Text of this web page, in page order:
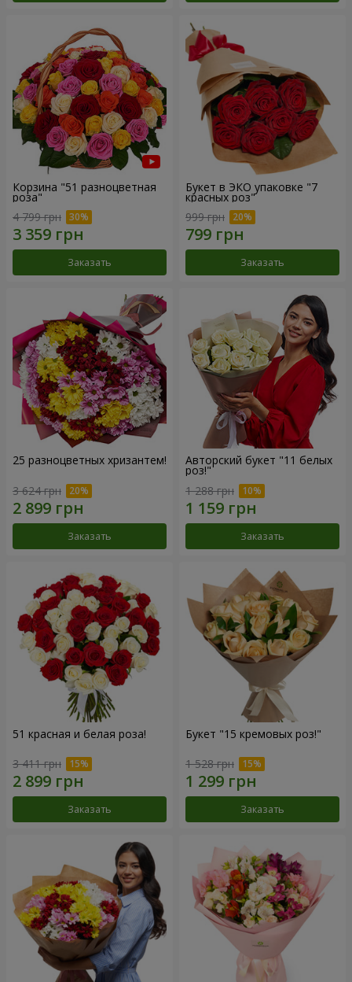
Корзина "51 разноцветная
роза"
4 799 грн
Заказать
Букет в ЭКО упаковке "7
красных роз"
999 грн
Заказать
25 разноцветных хризантем!
3 624 грн
Заказать
Авторский букет "11 белых
роз!"
1 288 грн
Заказать
51 красная и белая роза!
3 411 грн
Заказать
Букет "15 кремовых роз!"
1 528 грн
Заказать